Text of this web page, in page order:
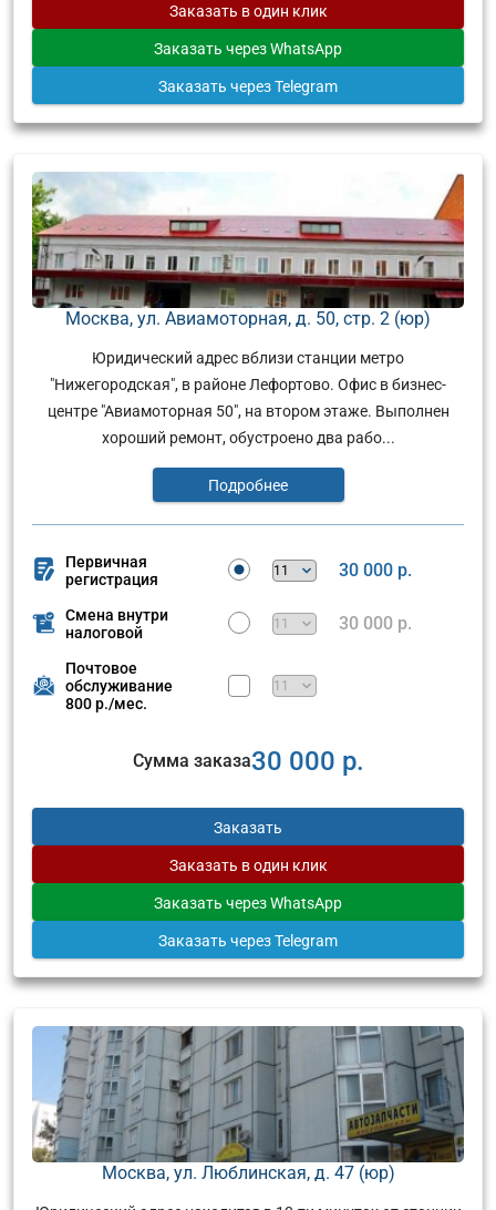
Заказать в один клик
Заказать через WhatsApp
Заказать через Telegram
Москва, ул. Авиамоторная, д. 50, стр. 2 (юр)
Юридический адрес вблизи станции метро
"Нижегородская", в районе Лефортово. Офис в бизнес-
центре "Авиамоторная 50", на втором этаже. Выполнен
хороший ремонт, обустроено два рабо...
Подробнее
Первичная
регистрация
30 000 р.
Смена внутри
налоговой
30 000 р.
Почтовое
обслуживание
800 р./мес.
Сумма заказа30 000 р.
Заказать
Заказать в один клик
Заказать через WhatsApp
Заказать через Telegram
Москва, ул. Люблинская, д. 47 (юр)